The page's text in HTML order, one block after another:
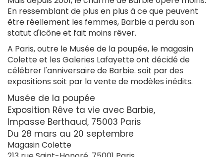
En ressemblant de plus en plus à ce que peuvent
être réellement les femmes, Barbie a perdu son
statut d'icône et fait moins rêver.
A Paris, outre le Musée de la poupée, le magasin
Colette et les Galeries Lafayette ont décidé de
célébrer l'anniversaire de Barbie. soit par des
expositions soit par la vente de modèles inédits.
Musée de la poupée
Exposition Rêve ta vie avec Barbie,
Impasse Berthaud, 75003 Paris
Du 28 mars au 20 septembre
Magasin Colette